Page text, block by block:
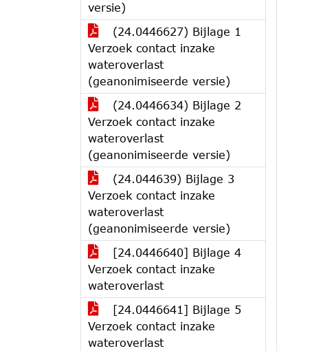
versie)
(24.0446627) Bijlage 1
Verzoek contact inzake
wateroverlast
(geanonimiseerde versie)
(24.0446634) Bijlage 2
Verzoek contact inzake
wateroverlast
(geanonimiseerde versie)
(24.044639) Bijlage 3
Verzoek contact inzake
wateroverlast
(geanonimiseerde versie)
[24.0446640] Bijlage 4
Verzoek contact inzake
wateroverlast
[24.0446641] Bijlage 5
Verzoek contact inzake
wateroverlast